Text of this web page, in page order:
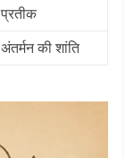
प्रतीक
अंतर्मन की शांति